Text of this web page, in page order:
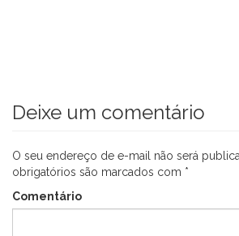
Deixe um comentário
O seu endereço de e-mail não será
obrigatórios são marcados com *
Comentário